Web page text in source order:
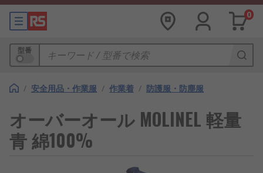
0
型番
/ 安全用品・作業服 / 作業着 / 防護服・防塵服
オーバーオール MOLINEL 軽量
青 綿100%